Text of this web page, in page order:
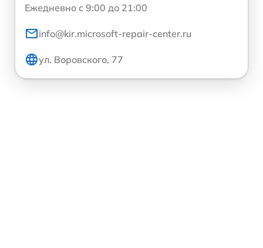
Ежедневно с 9:00 до 21:00
info@kir.microsoft-repair-center.ru
ул. Воровского, 77